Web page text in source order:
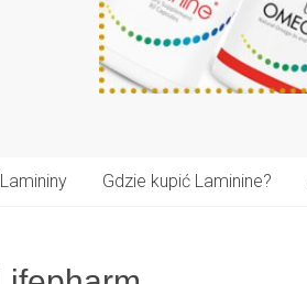
Gdzie kupić Laminine?